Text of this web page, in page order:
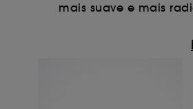
mais suave e mais